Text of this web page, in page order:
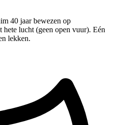
40 jaar bewezen op
lucht (geen open vuur). Eén
lekken.